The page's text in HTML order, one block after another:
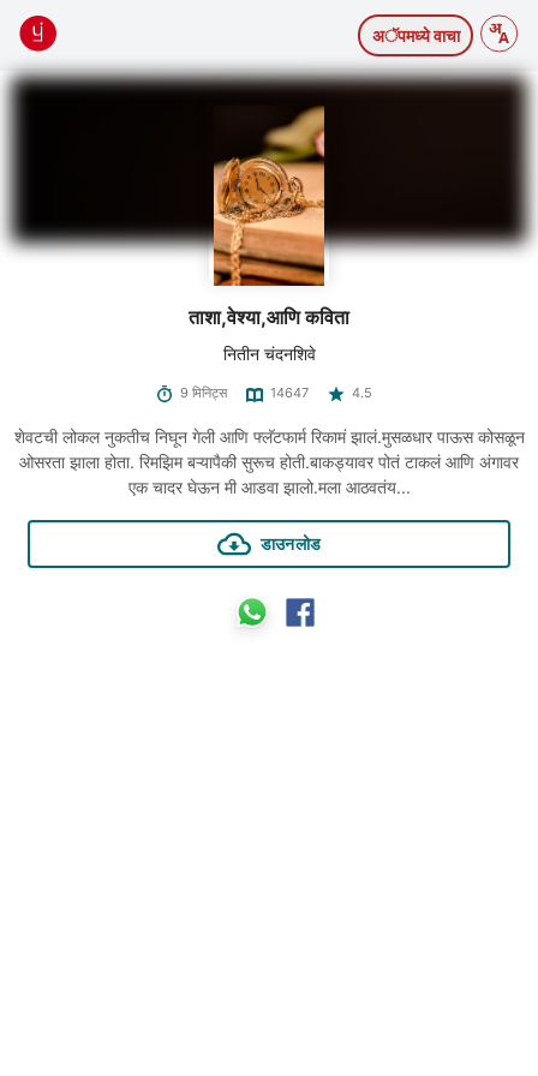
अॅपमध्ये वाचा
ताशा,वेश्या,आणि कविता
नितीन चंदनशिवे
9 मिनिट्स 14647 4.5
शेवटची लोकल नुकतीच निघून गेली आणि फ्लॅटफार्म रिकामं झालं.मुसळधार पाऊस कोसळून
ओसरता झाला होता. रिमझिम बऱ्यापैकी सुरूच होती.बाकड्यावर पोतं टाकलं आणि अंगावर
एक चादर घेऊन मी आडवा झालो.मला आठवतंय...
डाउनलोड